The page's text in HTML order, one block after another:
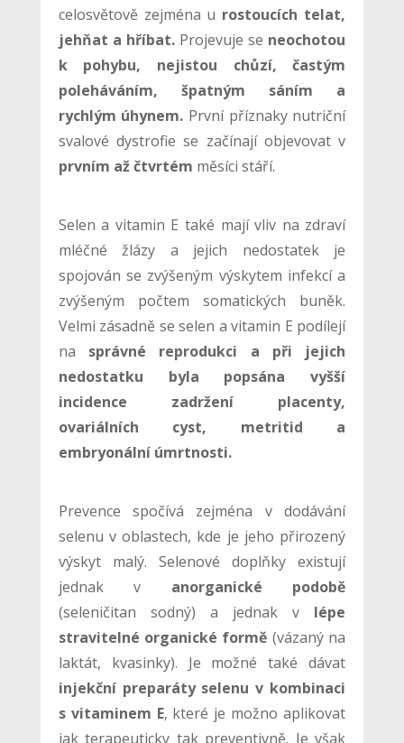
celosvětově zejména u rostoucích telat,
jehňat a hříbat. Projevuje se neochotou
k pohybu, nejistou chůzí, častým
poleháváním, špatným sáním a
rychlým úhynem. První příznaky nutriční
svalové dystrofie se začínají objevovat v
prvním až čtvrtém měsíci stáří.
Selen a vitamin E také mají vliv na zdraví
mléčné žlázy a jejich nedostatek je
spojován se zvýšeným výskytem infekcí a
zvýšeným počtem somatických buněk.
Velmi zásadně se selen a vitamin E podílejí
na správné reprodukci a při jejich
nedostatku byla popsána vyšší
incidence zadržení placenty,
ovariálních cyst, metritid a
embryonální úmrtnosti.
Prevence spočívá zejména v dodávání
selenu v oblastech, kde je jeho přirozený
výskyt malý. Selenové doplňky existují
jednak v anorganické podobě
(seleničitan sodný) a jednak v lépe
stravitelné organické formě (vázaný na
laktát, kvasinky). Je možné také dávat
injekční preparáty selenu v kombinaci
s vitaminem E, které je možno aplikovat
jak terapeuticky tak preventivně. Je však